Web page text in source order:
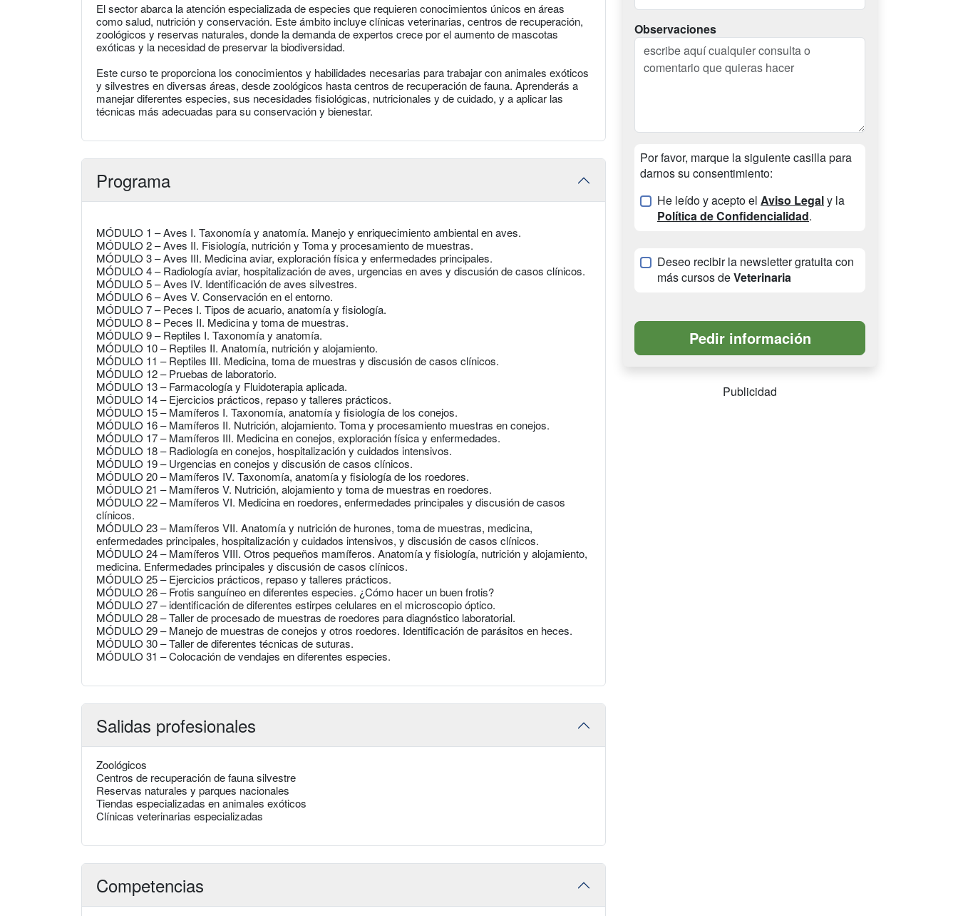
El sector abarca la atención especializada de especies que requieren conocimientos únicos en áreas
como salud, nutrición y conservación. Este ámbito incluye clínicas veterinarias, centros de recuperación,
zoológicos y reservas naturales, donde la demanda de expertos crece por el aumento de mascotas
exóticas y la necesidad de preservar la biodiversidad.
Este curso te proporciona los conocimientos y habilidades necesarias para trabajar con animales exóticos
y silvestres en diversas áreas, desde zoológicos hasta centros de recuperación de fauna. Aprenderás a
manejar diferentes especies, sus necesidades fisiológicas, nutricionales y de cuidado, y a aplicar las
técnicas más adecuadas para su conservación y bienestar.
Programa
MÓDULO 1 – Aves I. Taxonomía y anatomía. Manejo y enriquecimiento ambiental en aves.
MÓDULO 2 – Aves II. Fisiología, nutrición y Toma y procesamiento de muestras.
MÓDULO 3 – Aves III. Medicina aviar, exploración física y enfermedades principales.
MÓDULO 4 – Radiología aviar, hospitalización de aves, urgencias en aves y discusión de casos clínicos.
MÓDULO 5 – Aves IV. Identificación de aves silvestres.
MÓDULO 6 – Aves V. Conservación en el entorno.
MÓDULO 7 – Peces I. Tipos de acuario, anatomía y fisiología.
MÓDULO 8 – Peces II. Medicina y toma de muestras.
MÓDULO 9 – Reptiles I. Taxonomía y anatomía.
MÓDULO 10 – Reptiles II. Anatomía, nutrición y alojamiento.
MÓDULO 11 – Reptiles III. Medicina, toma de muestras y discusión de casos clínicos.
MÓDULO 12 – Pruebas de laboratorio.
MÓDULO 13 – Farmacología y Fluidoterapia aplicada.
MÓDULO 14 – Ejercicios prácticos, repaso y talleres prácticos.
MÓDULO 15 – Mamíferos I. Taxonomía, anatomía y fisiología de los conejos.
MÓDULO 16 – Mamíferos II. Nutrición, alojamiento. Toma y procesamiento muestras en conejos.
MÓDULO 17 – Mamíferos III. Medicina en conejos, exploración física y enfermedades.
MÓDULO 18 – Radiología en conejos, hospitalización y cuidados intensivos.
MÓDULO 19 – Urgencias en conejos y discusión de casos clínicos.
MÓDULO 20 – Mamíferos IV. Taxonomía, anatomía y fisiología de los roedores.
MÓDULO 21 – Mamíferos V. Nutrición, alojamiento y toma de muestras en roedores.
MÓDULO 22 – Mamíferos VI. Medicina en roedores, enfermedades principales y discusión de casos
clínicos.
MÓDULO 23 – Mamíferos VII. Anatomía y nutrición de hurones, toma de muestras, medicina,
enfermedades principales, hospitalización y cuidados intensivos, y discusión de casos clínicos.
MÓDULO 24 – Mamíferos VIII. Otros pequeños mamíferos. Anatomía y fisiología, nutrición y alojamiento,
medicina. Enfermedades principales y discusión de casos clínicos.
MÓDULO 25 – Ejercicios prácticos, repaso y talleres prácticos.
MÓDULO 26 – Frotis sanguíneo en diferentes especies. ¿Cómo hacer un buen frotis?
MÓDULO 27 – identificación de diferentes estirpes celulares en el microscopio óptico.
MÓDULO 28 – Taller de procesado de muestras de roedores para diagnóstico laboratorial.
MÓDULO 29 – Manejo de muestras de conejos y otros roedores. Identificación de parásitos en heces.
MÓDULO 30 – Taller de diferentes técnicas de suturas.
MÓDULO 31 – Colocación de vendajes en diferentes especies.
Salidas profesionales
Zoológicos
Centros de recuperación de fauna silvestre
Reservas naturales y parques nacionales
Tiendas especializadas en animales exóticos
Clínicas veterinarias especializadas
Competencias
Observaciones
Por favor, marque la siguiente casilla para
darnos su consentimiento:
He leído y acepto el Aviso Legaly la
Política de Confidencialidad.
Deseo recibir la newsletter gratuita con
más cursos deVeterinaria
Publicidad